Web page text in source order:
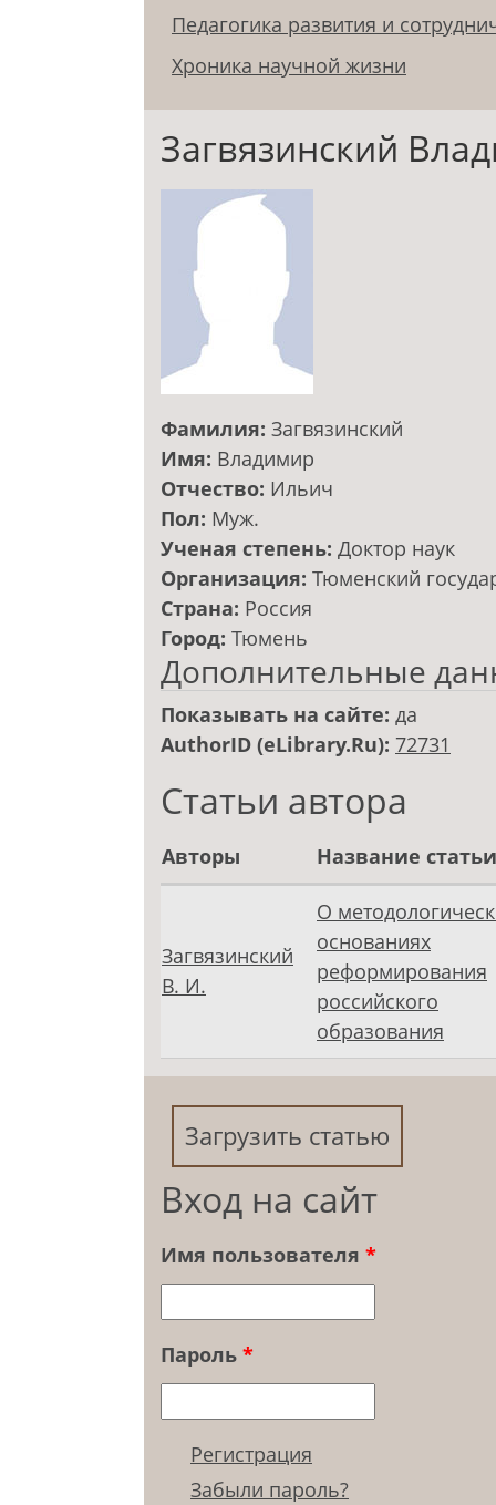
Педагогика развития и
Хроника научной жизни
Загвязинский
Фамилия: Загвязинский
Имя: Владимир
Отчество: Ильич
Пол: Муж.
Ученая степень: Доктор наук
Организация: Тюменский
Страна: Россия
Город: Тюмень
Дополнительные
Показывать на сайте: да
AuthorID (eLibrary.Ru): 72731
Статьи автора
Авторы Название статьи
Загвязинский
В. И.
О
основаниях
реформирования
российского
образования
Загрузить статью
Вход на сайт
Имя пользователя *
Пароль *
Регистрация
Забыли пароль?